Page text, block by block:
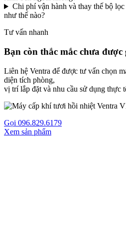
Chi phí vận hành và thay thế bộ
như thế nào?
Tư vấn nhanh
Bạn còn thắc mắc chưa được
Liên hệ Ventra để được tư vấn chọn
diện tích phòng,
vị trí lắp đặt và nhu cầu sử dụng thực
Gọi 096.829.6179
Xem sản phẩm